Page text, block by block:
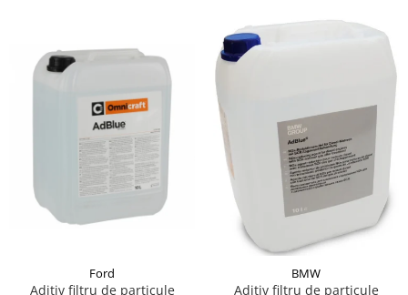
Ford
Aditiv filtru de particule
BMW
Aditiv filtru de particule